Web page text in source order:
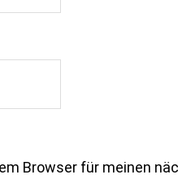
Browser für meinen